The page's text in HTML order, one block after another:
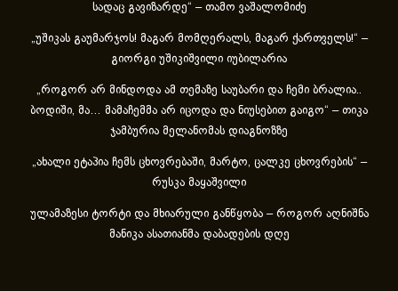
სადაც გავიზარდე“ – თამო ვაშალომიძე
„უშიკას გაუმარჯოს! მაგარ მომღერალს, მაგარ ქართველს!“ –
გიორგი უშიკიშვილი იუბილარია
„როგორ არ მინდოდა ამ თემაზე საუბარი და ჩემი ბრალია..
ბოდიში, მა… მამაჩემმა არ იცოდა და ნიუსებით გაიგო“ – თიკა
ჯამბურია მელანომას დიაგნოზზე
„ახა­ლი ეტა­პია ჩემს ცხოვ­რე­ბა­ში, მარ­ტო, ცალ­კე ცხოვ­რე­ბის“ –
რუსკა მაყაშვილი
ულამაზესი ტორტი და მხიარული განწყობა – როგორ აღნიშნა
მანიკა ასათიანმა დაბადების დღე